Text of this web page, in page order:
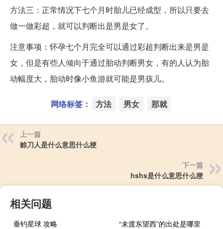
方法三：正常情况下七个月时胎儿已经成型，所以只要去
做一做彩超，就可以判断出是男是女了。
注意事项：怀孕七个月完全可以通过彩超判断出来是男是
女，但是有些人倾向于通过胎动判断男女，有的人认为胎
动幅度大，胎动时像小鱼游就可能是男孩儿。
网络标签： 方法 男女 那就
上一篇
赊刀人是什么意思什么梗
下一篇
hshs是什么意思什么梗
相关问题
垂钓星球 攻略
“未渡东望西”的出处是哪里